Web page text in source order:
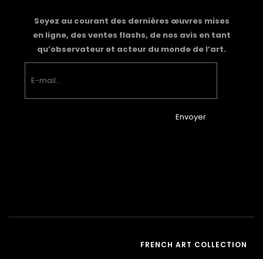
Soyez au courant des dernières œuvres mises
en ligne, des ventes flashs, de nos avis en tant
qu’observateur et acteur du monde de l’art.
Envoyer
FRENCH ART COLLECTION